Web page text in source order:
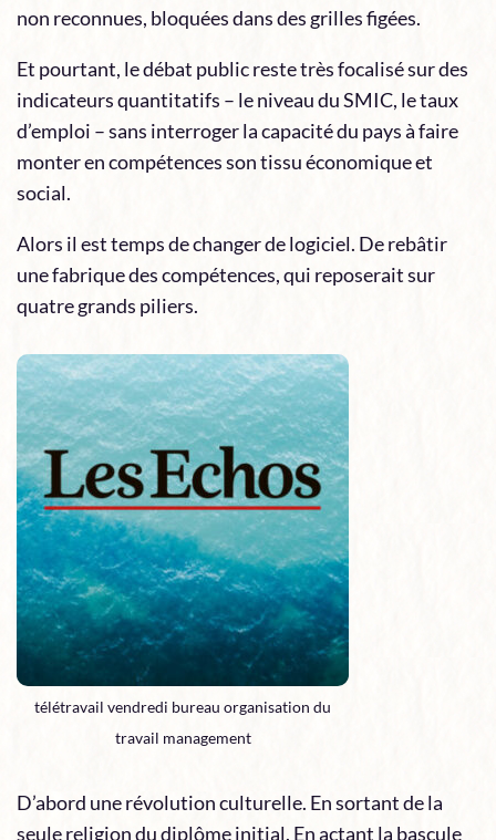
non reconnues, bloquées dans des grilles figées.
Et pourtant, le débat public reste très focalisé sur des
indicateurs quantitatifs – le niveau du SMIC, le taux
d’emploi – sans interroger la capacité du pays à faire
monter en compétences son tissu économique et
social.
Alors il est temps de changer de logiciel. De rebâtir
une fabrique des compétences, qui reposerait sur
quatre grands piliers.
télétravail vendredi bureau organisation du
travail management
D’abord une révolution culturelle. En sortant de la
seule religion du diplôme initial. En actant la bascule